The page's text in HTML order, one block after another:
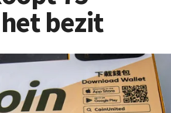
bezit